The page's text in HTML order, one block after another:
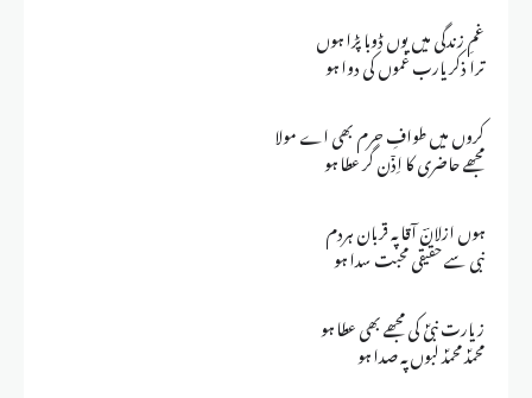
غمِ زندگی میں یوں ڈوبا پڑا ہوں
ترا ذکر یارب غموں کی دوا ہو
کروں میں طوافِ حرم بھی اے مولا
مجھے حاضری کا اِذٙن گر عطا ہو
ہوں ازلانؔ آقا پہ قربان ہردم
نبی سے حقیقی محبت سدا ہو
زیارت نبیؐ کی مجھے بھی عطا ہو
محمدؐ محمدؐ لبوں پہ صدا ہو